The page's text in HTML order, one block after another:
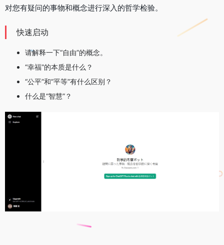
对您有疑问的事物和概念进行深入的哲学检验。
快速启动
请解释一下“自由”的概念。
“幸福”的本质是什么？
“公平”和“平等”有什么区别？
什么是“智慧”？